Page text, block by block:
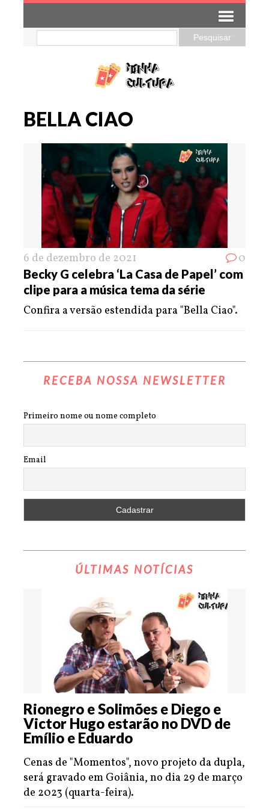
BELLA CIAO
6 de dezembro de 2021 0
Becky G celebra ‘La Casa de Papel’ com
clipe para a música tema da série
Confira a versão estendida para "Bella Ciao".
RECEBA NOSSA NEWSLETTER
Primeiro nome ou nome completo
Email
ÚLTIMAS NOTÍCIAS
Rionegro e Solimões e Diego e
Victor Hugo estarão no DVD de
Emílio e Eduardo
Cenas de "Momentos", novo projeto da dupla,
será gravado em Goiânia, no dia 29 de março
de 2023 (quarta-feira).